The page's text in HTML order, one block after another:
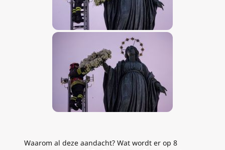
Waarom al deze aandacht? Wat wordt er op 8